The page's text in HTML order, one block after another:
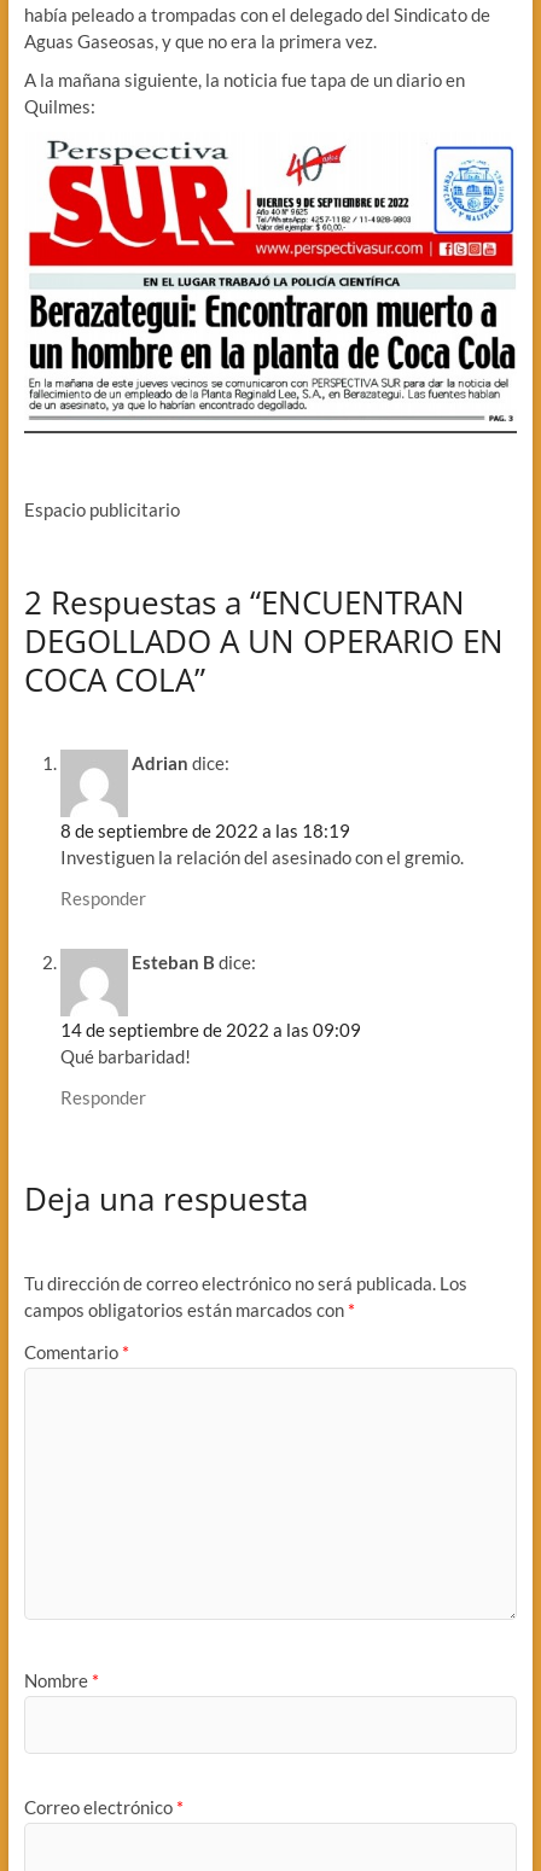
había peleado a trompadas con el delegado del Sindicato de
Aguas Gaseosas, y que no era la primera vez.
A la mañana siguiente, la noticia fue tapa de un diario en
Quilmes:
Espacio publicitario
2 Respuestas a “ENCUENTRAN
DEGOLLADO A UN OPERARIO EN
COCA COLA”
Adrian dice:
8 de septiembre de 2022 a las 18:19
Investiguen la relación del asesinado con el gremio.
Responder
Esteban B dice:
14 de septiembre de 2022 a las 09:09
Qué barbaridad!
Responder
Deja una respuesta
Tu dirección de correo electrónico no será publicada. Los
campos obligatorios están marcados con *
Comentario *
Nombre *
Correo electrónico *